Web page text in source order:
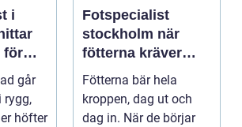
i
för
går
rygg,
höfter
Fotspecialist
stockholm när
fötterna kräver
mer än vanliga
sulor
Fötterna bär hela
kroppen, dag ut och
dag in. När de börjar